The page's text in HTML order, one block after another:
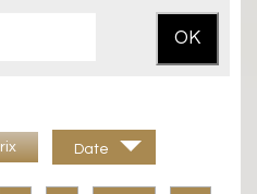
OK
Date